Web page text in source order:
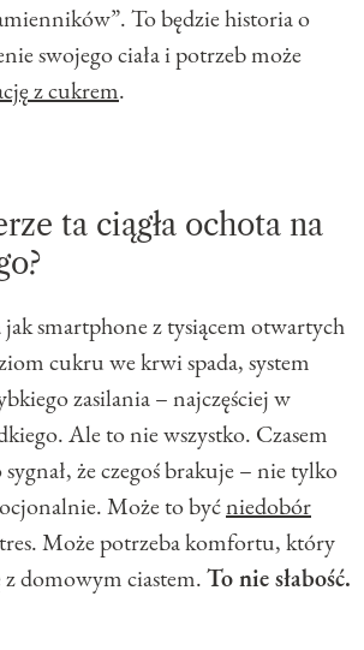
To będzie historia o
swojego ciała i potrzeb może
z cukrem.
ta ciągła ochota na
smartphone z tysiącem otwartych
cukru we krwi spada, system
zasilania – najczęściej w
Ale to nie wszystko. Czasem
że czegoś brakuje – nie tylko
Może to byćniedobór
Może potrzeba komfortu, który
z domowym ciastem.To nie słabość.